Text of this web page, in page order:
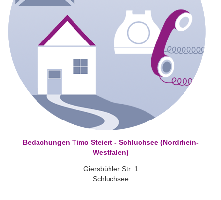
Bedachungen Timo Steiert - Schluchsee (Nordrhein-
Westfalen)
Giersbühler Str. 1
Schluchsee